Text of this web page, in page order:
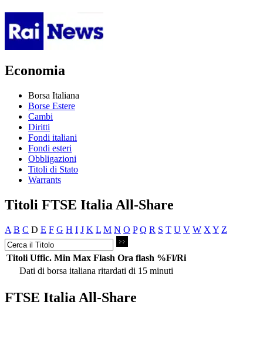
Economia
Borsa Italiana
Borse Estere
Cambi
Diritti
Fondi italiani
Fondi esteri
Obbligazioni
Titoli di Stato
Warrants
Titoli FTSE Italia All-Share
A B C D E F G H I J K L M N O P Q R S T U V W X Y Z
Titoli Uffic. Min Max Flash Ora flash %Fl/Ri
Dati di borsa italiana ritardati di 15 minuti
FTSE Italia All-Share